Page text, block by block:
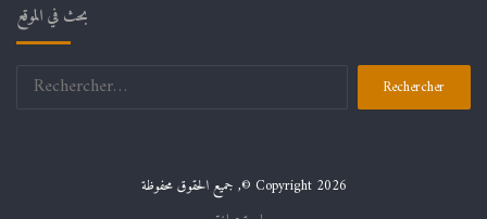
بحث في الموقع
Rechercher :
جميع الحقوق محفوظة ,© Copyright 2026